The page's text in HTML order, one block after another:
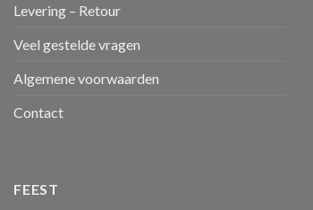
Levering – Retour
Veel gestelde vragen
Algemene voorwaarden
Contact
FEEST